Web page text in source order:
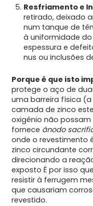
Resfriamento e
retirado, deixado
num tanque de
à uniformidade
espessura e
nus ou inclusões
Porque é que isto
protege o aço de
uma barreira física
camada de zinco
oxigênio não
fornece ânodo
onde o revestimento
zinco circundante
direcionando a
exposto É por isso
resistir à ferrugem
que causariam
revestido.